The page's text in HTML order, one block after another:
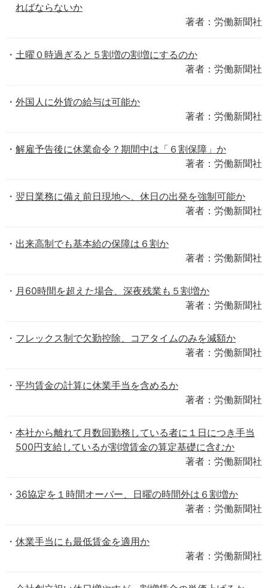
ればならないか
著者：労働新聞社
土曜０時過ぎると５割増の割増にするのか
著者：労働新聞社
外国人に外貨の給与は可能か
著者：労働新聞社
解雇予告後に休業命令？期間中は「６割保障」か
著者：労働新聞社
翌日業務に備え前日現地へ、休日の出発を強制可能か
著者：労働新聞社
出来高制でも基本給の保障は６割か
著者：労働新聞社
月60時間を超えた場合、深夜残業も５割増か
著者：労働新聞社
フレックス制で欠勤控除、コアタイムのみを減額か
著者：労働新聞社
平均賃金の計算に休業手当を含めるか
著者：労働新聞社
本社から離れて月数回勤務している者に１日につき手当
500円支給しているが割増賃金の算定基礎に含むか
著者：労働新聞社
36協定を１時間オーバー、日曜の時間外は６割増か
著者：労働新聞社
休業手当にも最低賃金を適用か
著者：労働新聞社